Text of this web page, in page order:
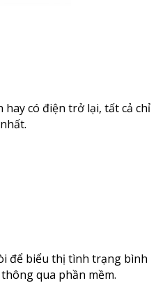
có điện trở lại, tất cả chỉ
để biểu thị tình trạng bình
qua phần mềm.